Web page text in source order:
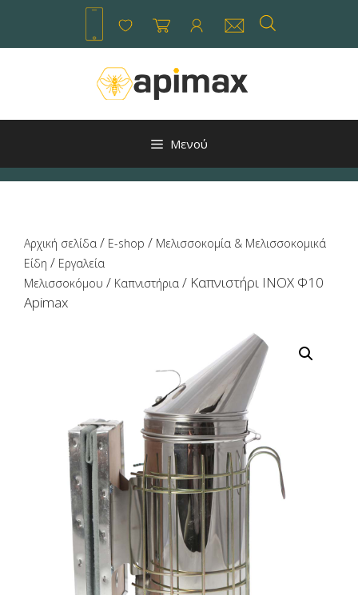
περιεχόμενο
Μενού
Αρχική σελίδα / E-shop / Μελισσοκομία & Μελισσοκομικά
Είδη / Εργαλεία
Μελισσοκόμου / Καπνιστήρια / Καπνιστήρι INOX Φ10
Apimax